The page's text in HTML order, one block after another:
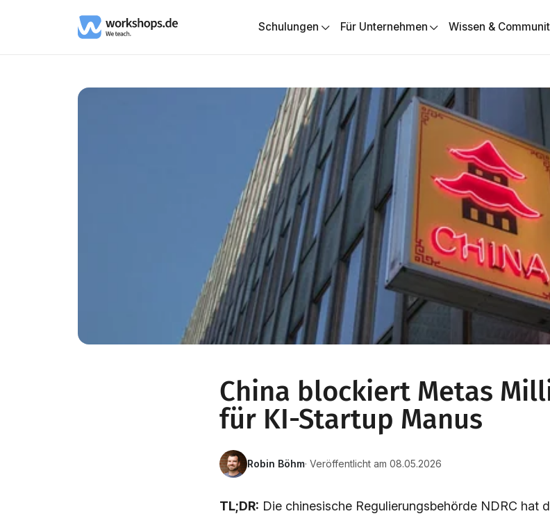
Schulungen Für Unternehmen Wissen &
China blockiert Metas
für KI-Startup Manus
Robin Böhm· Veröffentlicht am 08.05.2026
TL;DR: Die chinesische Regulierungsbehörde NDRC hat